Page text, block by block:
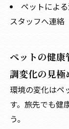
ペットによ
スタッフへ連絡
ペットの健
調変化の見
環境の変化はペ
す。旅先でも健
う。